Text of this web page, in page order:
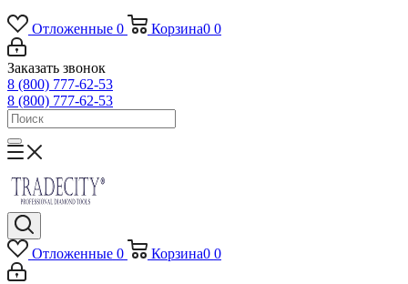
Отложенные 0 Корзина0 0
Заказать звонок
8 (800) 777-62-53
8 (800) 777-62-53
Отложенные 0 Корзина0 0